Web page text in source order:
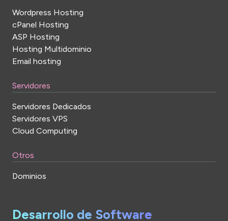
Wordpress Hosting
cPanel Hosting
ASP Hosting
Hosting Multidominio
Email hosting
Servidores
Servidores Dedicados
Servidores VPS
Cloud Computing
Otros
Dominios
Desarrollo de Software